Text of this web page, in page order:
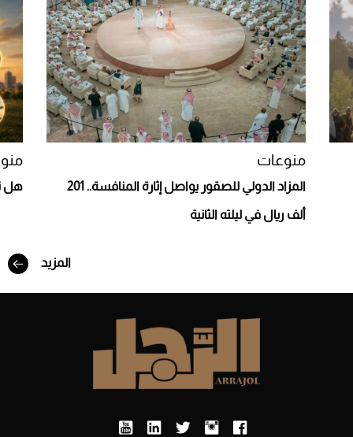
Aston Martin Valiant: على هوى الأبطال
منوعات
المزاد الدولي للصقور يواصل إثارة المنافسة.. 201
ألف ريال في ليلته الثانية
هل
المزيد